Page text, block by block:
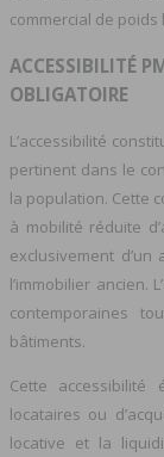
commercial de
ACCESSIBILITÉ
OBLIGATOIRE
L’accessibilité
pertinent dans le
la population. Cette
à mobilité réduite
exclusivement
l’immobilier ancien.
contemporaines
bâtiments.
Cette accessibilité
locataires ou
locative et la